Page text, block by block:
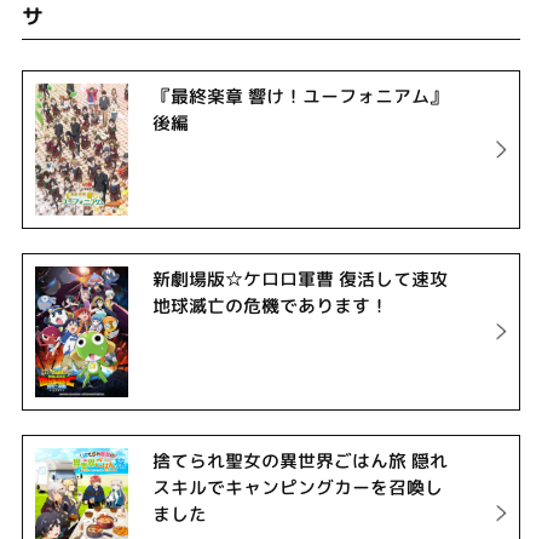
サ
『最終楽章 響け！ユーフォニアム』
後編
新劇場版☆ケロロ軍曹 復活して速攻
地球滅亡の危機であります！
捨てられ聖女の異世界ごはん旅 隠れ
スキルでキャンピングカーを召喚し
ました